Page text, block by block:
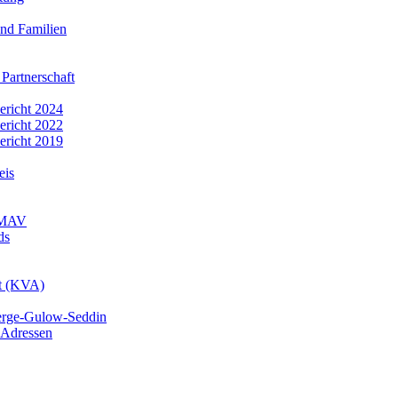
Familien
2024
2022
2019
(KVA)
Gulow-Seddin